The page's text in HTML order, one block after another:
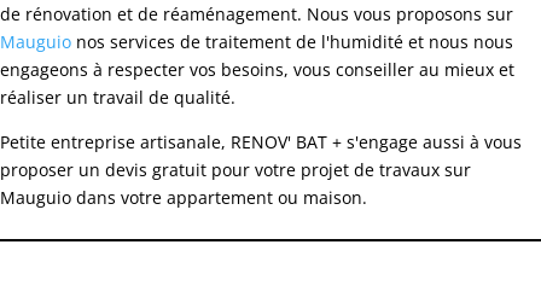
de rénovation et de réaménagement. Nous vous proposons sur
Mauguio nos services de traitement de l'humidité et nous nous
engageons à respecter vos besoins, vous conseiller au mieux et
réaliser un travail de qualité.
Petite entreprise artisanale, RENOV' BAT + s'engage aussi à vous
proposer un devis gratuit pour votre projet de travaux sur
Mauguio dans votre appartement ou maison.